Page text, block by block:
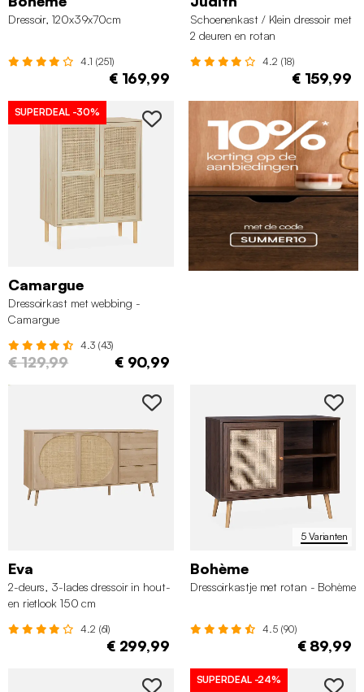
Dressoir, 120x39x70cm
4.1 (251)
€ 169,99
Schoenenkast / Klein dressoir met
2 deuren en rotan
4.2 (18)
€ 159,99
SUPERDEAL -30%
Camargue
Dressoirkast met webbing -
Camargue
4.3 (43)
€ 129,99 € 90,99
Eva
2-deurs, 3-lades dressoir in hout-
en rietlook 150 cm
4.2 (61)
€ 299,99
5 Varianten
Bohème
Dressoirkastje met rotan - Bohème
4.5 (90)
€ 89,99
SUPERDEAL -24%